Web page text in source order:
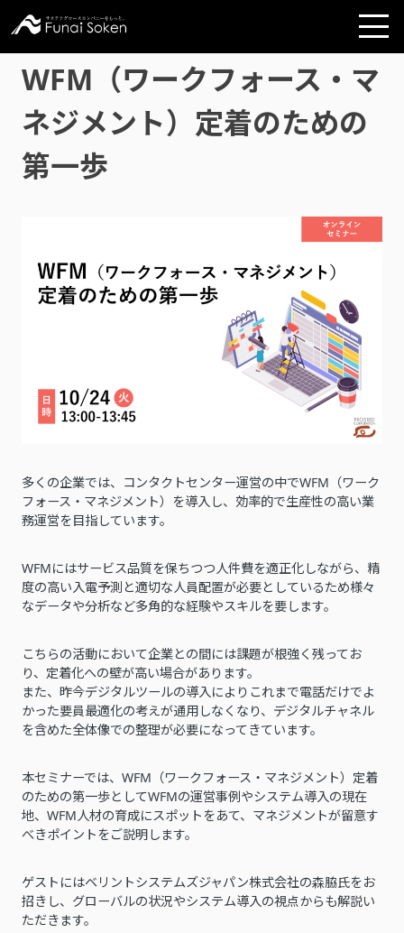
WFM（ワークフォース・マ
ネジメント）定着のための
第一歩
多くの企業では、コンタクトセンター運営の中でWFM（ワーク
フォース・マネジメント）を導入し、効率的で生産性の高い業
務運営を目指しています。
WFMにはサービス品質を保ちつつ人件費を適正化しながら、精
度の高い入電予測と適切な人員配置が必要としているため様々
なデータや分析など多角的な経験やスキルを要します。
こちらの活動において企業との間には課題が根強く残ってお
り、定着化への壁が高い場合があります。
また、昨今デジタルツールの導入によりこれまで電話だけでよ
かった要員最適化の考えが通用しなくなり、デジタルチャネル
を含めた全体像での整理が必要になってきています。
本セミナーでは、WFM（ワークフォース・マネジメント）定着
のための第一歩としてWFMの運営事例やシステム導入の現在
地、WFM人材の育成にスポットをあて、マネジメントが留意す
べきポイントをご説明します。
ゲストにはベリントシステムズジャパン株式会社の森脇氏をお
招きし、グローバルの状況やシステム導入の視点からも解説い
ただきます。